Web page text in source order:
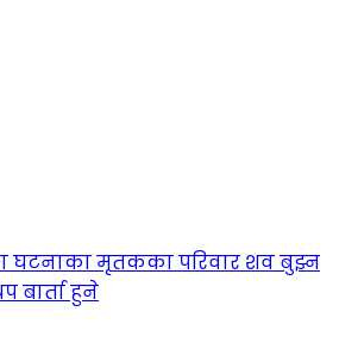
घटनाका मृतकका परिवार शव बुझ्न
बार्ता हुने